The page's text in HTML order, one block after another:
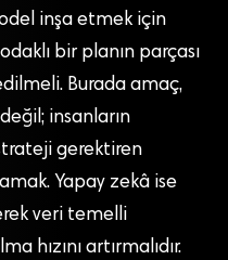
inşa etmek için
bir planın parçası
Burada amaç,
insanların
gerektiren
Yapay zekâ ise
veri temelli
hızını artırmalıdır.